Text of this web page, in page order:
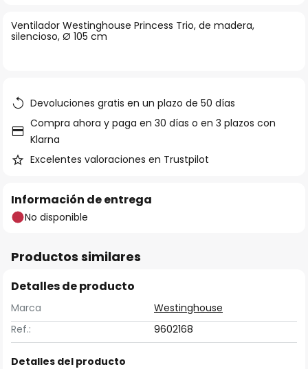
galería
de
Ventilador Westinghouse Princess Trio, de madera,
silencioso, Ø 105 cm
Devoluciones gratis en un plazo de 50 días
Compra ahora y paga en 30 días o en 3 plazos con
Klarna
Excelentes valoraciones en Trustpilot
Información de entrega
No disponible
Productos similares
Detalles de producto
Marca
Westinghouse
Ref.:
9602168
Detalles del producto